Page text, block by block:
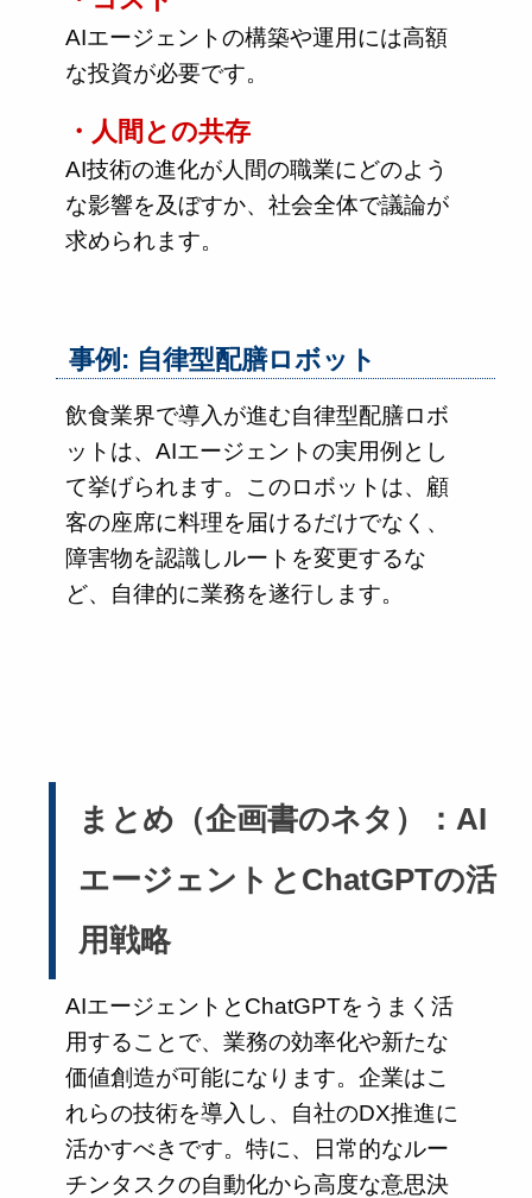
AIエージェントの構築や運用には高額
な投資が必要です。
・人間との共存
AI技術の進化が人間の職業にどのよう
な影響を及ぼすか、社会全体で議論が
求められます。
事例: 自律型配膳ロボット
飲食業界で導入が進む自律型配膳ロボ
ットは、AIエージェントの実用例とし
て挙げられます。このロボットは、顧
客の座席に料理を届けるだけでなく、
障害物を認識しルートを変更するな
ど、自律的に業務を遂行します。
まとめ（企画書のネタ）：AI
エージェントとChatGPTの活
用戦略
AIエージェントとChatGPTをうまく活
用することで、業務の効率化や新たな
価値創造が可能になります。企業はこ
れらの技術を導入し、自社のDX推進に
活かすべきです。特に、日常的なルー
チンタスクの自動化から高度な意思決